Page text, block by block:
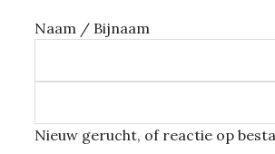
Naam / Bijnaam
Nieuw gerucht, of reactie op